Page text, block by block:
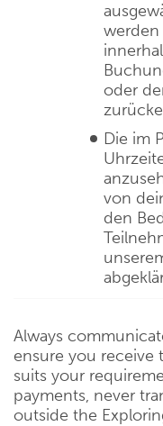
werden
oder
Die im
von
den
Always
ensure you receive
suits your
payments, never
outside the